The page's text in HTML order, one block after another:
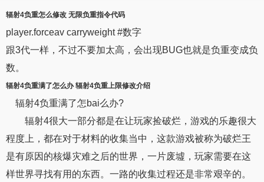
辐射4负重怎么修改 无限负重指令代码
player.forceav carryweight #数字
跟3代一样，不过不要加太高，会出现BUG也就是负重变成负
数。
辐射4负重满了怎么办辐射4负重上限修改介绍
辐射4负重满了怎bai么办?
辐射4很大一部分都是在让玩家捡破烂，游戏的乐趣很大
程度上，都在对于材料的收集当中，这款游戏被称为破烂王
是有原因的核爆灾难之后的世界，一片废墟，玩家需要在这
样世界寻找有用的东西。一路的收集过程还是非常艰辛的。